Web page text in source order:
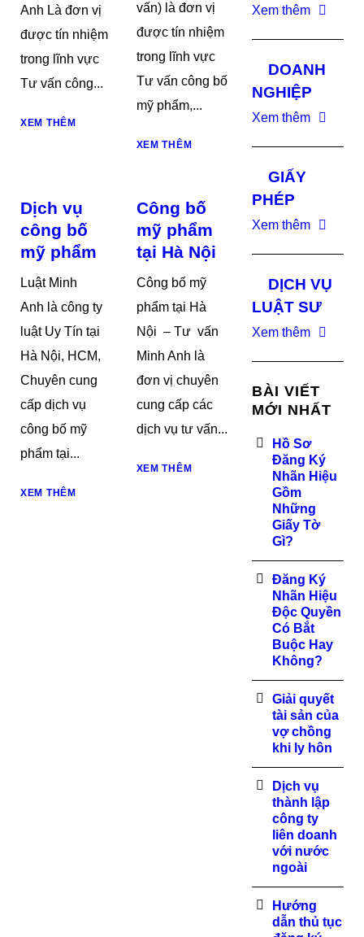
Anh Là đơn vị
được tín nhiệm
trong lĩnh vực
Tư vấn công...
XEM THÊM
vấn) là đơn vị
được tín nhiệm
trong lĩnh vực
Tư vấn công bố
mỹ phẩm,...
XEM THÊM
Dịch vụ
công bố
mỹ phẩm
Luật Minh
Anh là công ty
luật Uy Tín tại
Hà Nội, HCM,
Chuyên cung
cấp dịch vụ
công bố mỹ
phẩm tại...
XEM THÊM
Công bố
mỹ phẩm
tại Hà Nội
Công bố mỹ
phẩm tại Hà
Nội – Tư vấn
Minh Anh là
đơn vị chuyên
cung cấp các
dịch vụ tư vấn...
XEM THÊM
Xem thêm
DOANH
NGHIỆP
Xem thêm
GIẤY
PHÉP
Xem thêm
DỊCH VỤ
LUẬT SƯ
Xem thêm
BÀI VIẾT
MỚI NHẤT
Hồ Sơ
Đăng Ký
Nhãn Hiệu
Gồm
Những
Giấy Tờ
Gì?
Đăng Ký
Nhãn Hiệu
Độc Quyền
Có Bắt
Buộc Hay
Không?
Giải quyết
tài sản của
vợ chồng
khi ly hôn
Dịch vụ
thành lập
công ty
liên doanh
với nước
ngoài
Hướng
dẫn thủ tục